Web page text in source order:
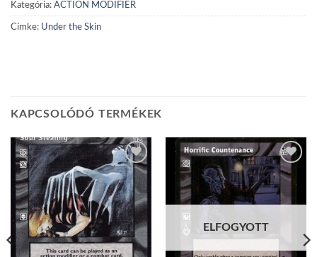
Kategória: ACTION MODIFIER
Címke: Under the Skin
KAPCSOLÓDÓ TERMÉKEK
Add to
wishlist
Add to
wishlist
ELFOGYOTT